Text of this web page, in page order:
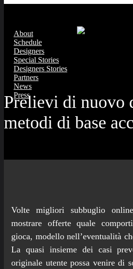
About
Schedule
Designers
Special Stories
Designers Stories
Partners
News
Press
Prelievi di nuovo
metodi di base
Volte migliori subbuglio
mostrare offerte quale
gioca, modello nell’eventualità
La quasi insieme dei casi
originale utente possa venire di